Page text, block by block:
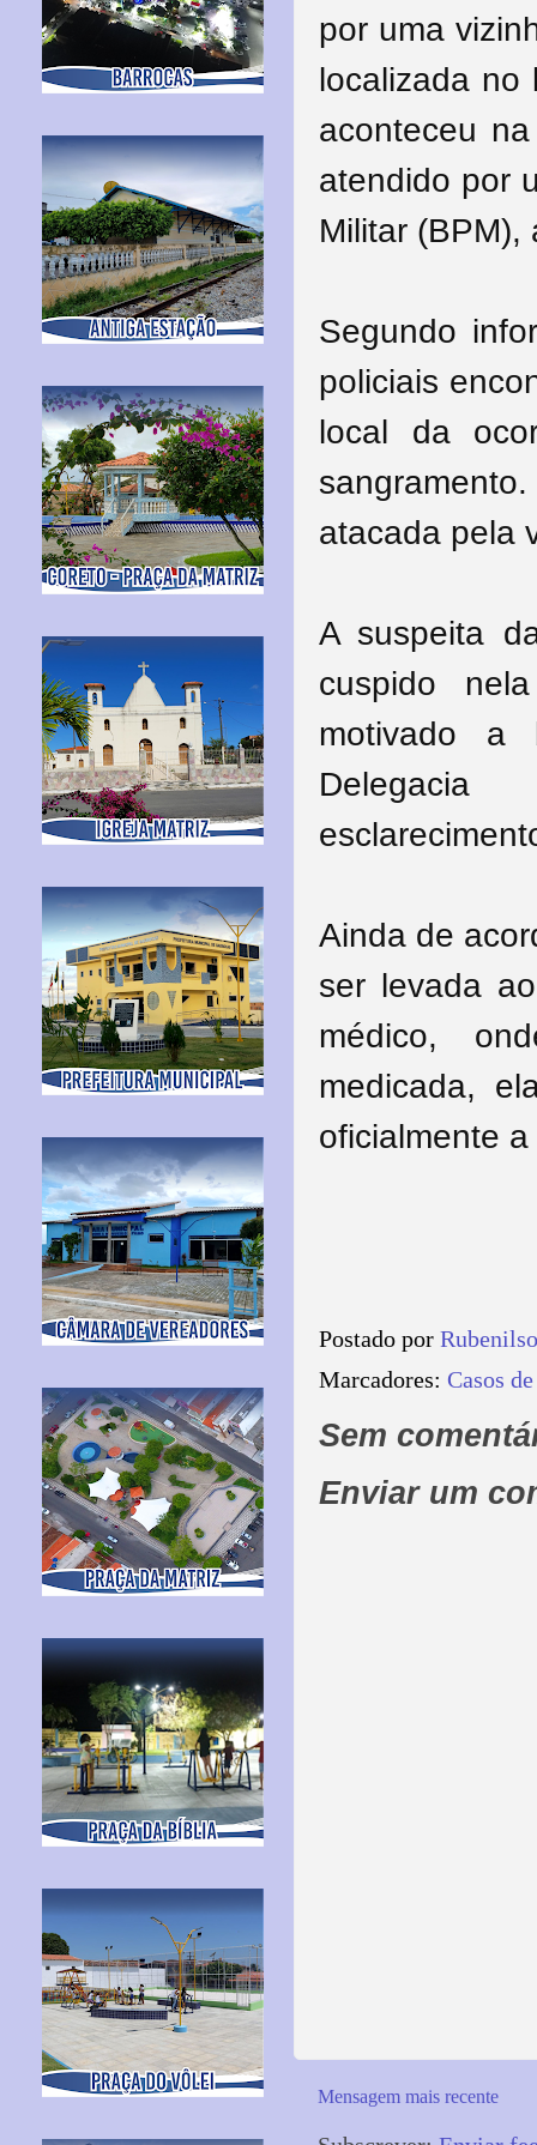
por uma
localizada
aconteceu
atendido por
Militar (BPM),
Segundo
policiais
local da
atacada pela
A suspeita
cuspido
motivado a
Ainda de
ser levada
médico,
medicada,
oficialmente
Postado por
Marcadores: Casos
Sem
Enviar um
Mensagem mais recente